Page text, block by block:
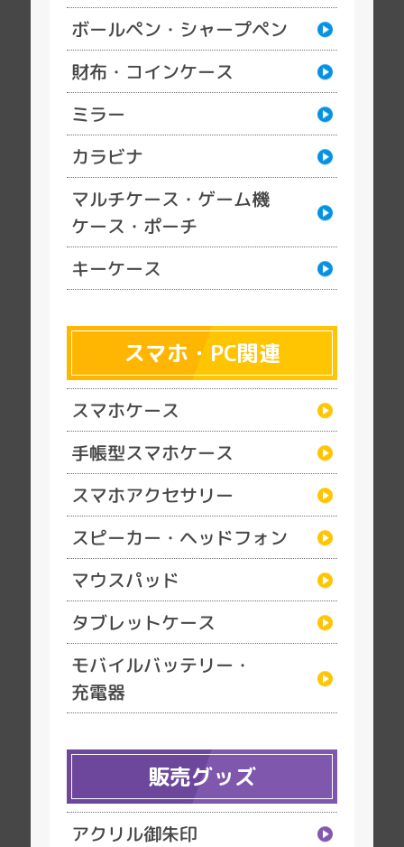
ボールペン・シャープペン
財布・コインケース
ミラー
カラビナ
マルチケース・ゲーム機
ケース・ポーチ
キーケース
スマホ・PC関連
スマホケース
手帳型スマホケース
スマホアクセサリー
スピーカー・ヘッドフォン
マウスパッド
タブレットケース
モバイルバッテリー・
充電器
販売グッズ
アクリル御朱印